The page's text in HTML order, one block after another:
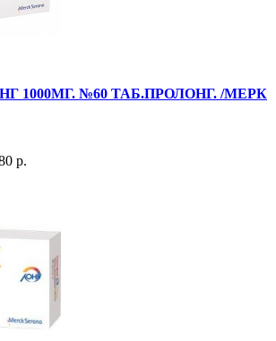
1000МГ. №60 ТАБ.ПРОЛОНГ. /МЕРК
р.